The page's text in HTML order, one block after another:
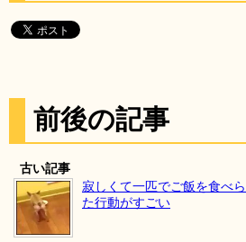
前後の記事
古い記事
寂しくて一匹でご飯を食べ
た行動がすごい